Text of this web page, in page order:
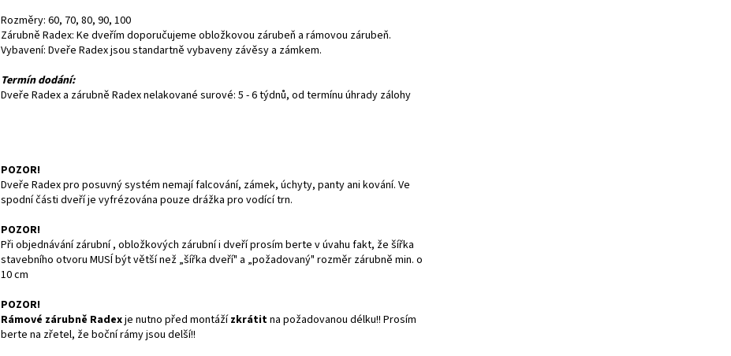
Rozměry: 60, 70, 80, 90, 100
Zárubně Radex: Ke dveřím doporučujeme obložkovou zárubeň a rámovou zárubeň.
Vybavení: Dveře Radex jsou standartně vybaveny závěsy a zámkem.
Termín dodání:
Dveře Radex a zárubně Radex nelakované surové: 5 - 6 týdnů, od termínu úhrady zálohy
POZOR!
Dveře Radex pro posuvný systém nemají falcování, zámek, úchyty, panty ani kování. Ve
spodní části dveří je vyfrézována pouze drážka pro vodící trn.
POZOR!
Při objednávání zárubní , obložkových zárubní i dveří prosím berte v úvahu fakt, že šířka
stavebního otvoru MUSÍ být větší než „šířka dveří" a „požadovaný" rozměr zárubně min. o
10 cm
POZOR!
Rámové zárubně Radexje nutno před montážízkrátitna požadovanou délku!! Prosím
berte na zřetel, že boční rámy jsou delší!!